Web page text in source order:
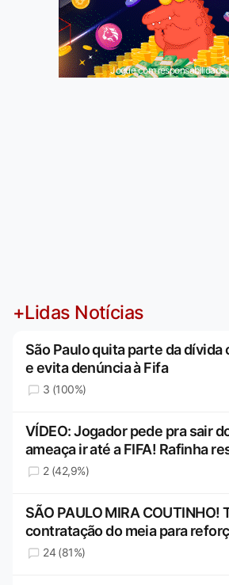
Jogue com
+Lidas Notícias
São Paulo quita parte da dívida
e evita denúncia à Fifa
3 (100%)
VÍDEO: Jogador pede pra sair
ameaça ir até a FIFA! Rafinha
2 (42,9%)
SÃO PAULO MIRA COUTINHO!
contratação do meia para
24 (81%)